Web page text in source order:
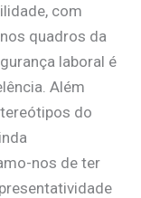
com
quadros da
laboral é
Além
do
nos de ter